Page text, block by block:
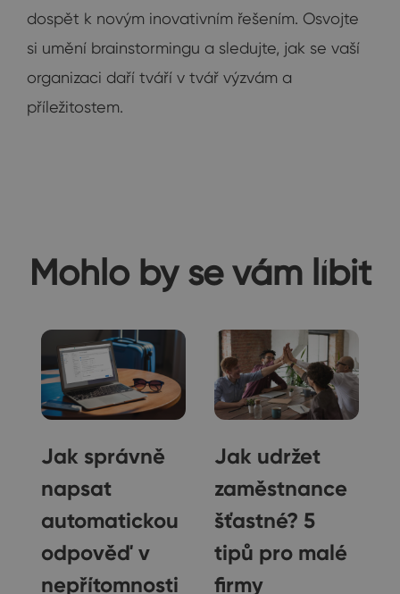
dospět k novým inovativním řešením. Osvojte
si umění brainstormingu a sledujte, jak se vaší
organizaci daří tváří v tvář výzvám a
příležitostem.
Mohlo by se vám líbit
Jak správně
napsat
automatickou
odpověď v
nepřítomnosti
Jak udržet
zaměstnance
šťastné? 5
tipů pro malé
firmy